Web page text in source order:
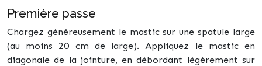
Première passe
Chargez généreusement le mastic sur une spatule large
(au moins 20 cm de large). Appliquez le mastic en
diagonale de la jointure, en débordant légèrement sur